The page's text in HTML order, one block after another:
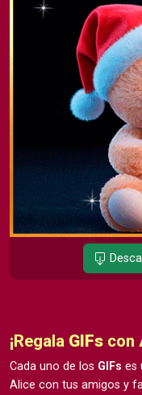
¡Regala GIFs con
Cada uno de los GIFs es
Alice con tus amigos y